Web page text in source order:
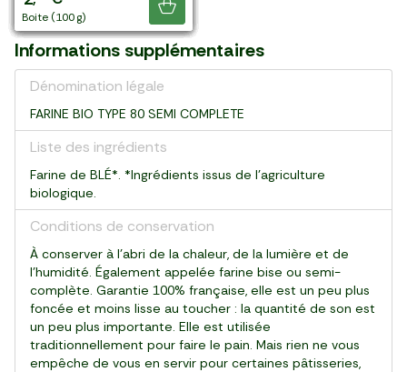
paquet (1 kg)
paquet (1 kg)
paquet (1 kg)
paquet (1 kg)
paquet (1 kg)
paquet (1 kg)
paquet (500 g)
paquet (1 kg)
paquet (500 g)
paquet (1 kg)
boîte (350 g)
boite (100 g)
Je découvre
Informations supplémentaires
Dénomination légale
FARINE BIO TYPE 80 SEMI COMPLETE
Liste des ingrédients
Farine de BLÉ*. *Ingrédients issus de l'agriculture
biologique.
Conditions de conservation
À conserver à l’abri de la chaleur, de la lumière et de
l’humidité. Également appelée farine bise ou semi-
complète. Garantie 100% française, elle est un peu plus
foncée et moins lisse au toucher : la quantité de son est
un peu plus importante. Elle est utilisée
traditionnellement pour faire le pain. Mais rien ne vous
empêche de vous en servir pour certaines pâtisseries,